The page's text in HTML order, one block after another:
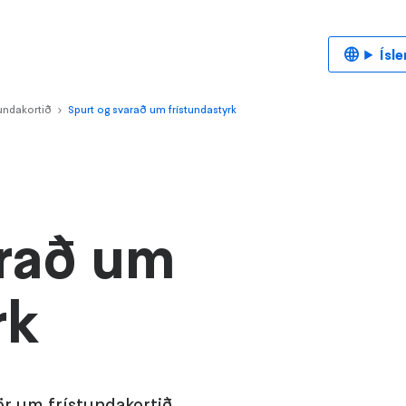
um
>
Spurt og svarað um frístundastyrk